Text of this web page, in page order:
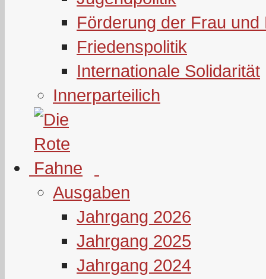
Förderung der Frau und
Friedenspolitik
Internationale Solidarität
Innerparteilich
Ausgaben
Jahrgang 2026
Jahrgang 2025
Jahrgang 2024